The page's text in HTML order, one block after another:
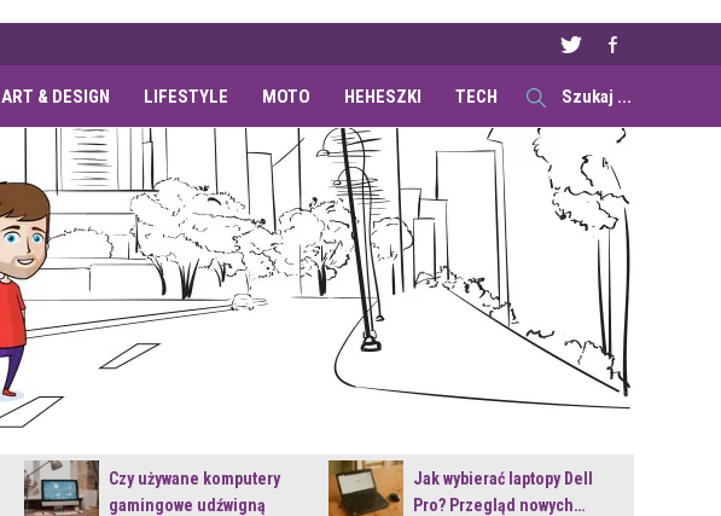
ART & DESIGN LIFESTYLE MOTO HEHESZKI TECH
Czy używane komputery
gamingowe udźwigną
Jak wybierać laptopy Dell
Pro? Przegląd nowych…